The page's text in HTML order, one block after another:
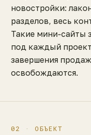
новостройки:
разделов, весь
Такие мини-сайты
под каждый
завершения
освобождаются.
02 · ОБЪЕКТ